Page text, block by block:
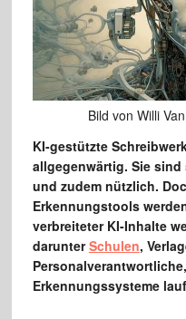
Bild von Willi
KI-gestützte
allgegenwärtig. Sie
und zudem nützlich.
Erkennungstools
verbreiteter KI-Inhalte
darunterSchulen,
Erkennungssysteme